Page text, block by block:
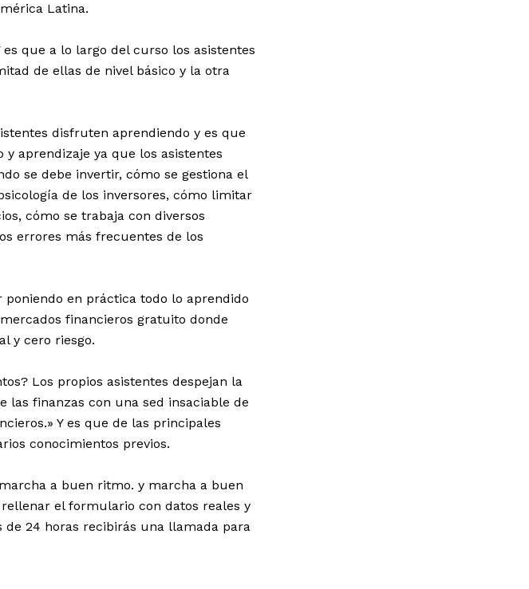
Latina.
que a lo largo del curso los asistentes
de ellas de nivel básico y la otra
disfruten aprendiendo y es que
aprendizaje ya que los asistentes
se debe invertir, cómo se gestiona el
de los inversores, cómo limitar
cómo se trabaja con diversos
errores más frecuentes de los
en práctica todo lo aprendido
financieros gratuito donde
y cero riesgo.
Los propios asistentes despejan la
las finanzas con una sed insaciable de
Y es que de las principales
conocimientos previos.
a buen ritmo. y marcha a buen
el formulario con datos reales y
24 horas recibirás una llamada para